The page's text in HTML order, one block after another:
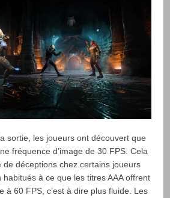
sortie, les joueurs ont découvert que
fréquence d’image de 30 FPS. Cela
de déceptions chez certains joueurs
à ce que les titres AAA offrent
à 60 FPS, c’est à dire plus fluide. Les